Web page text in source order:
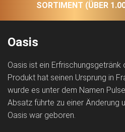
SORTIMENT (ÜBER
Oasis
Oasis ist ein Erfrischungsgetränk
Produkt hat seinen Ursprung in
wurde es unter dem Namen
Absatz führte zu einer Änderung
Oasis war geboren.